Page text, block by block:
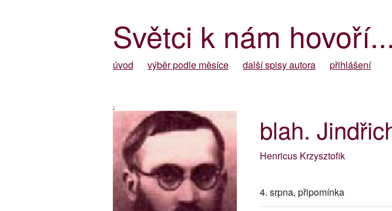
Světci k nám hovoří...
úvod výběr podle měsíce další spisy autora přihlášení
-
blah.
Henricus Krzysztofik
4. srpna, připomínka